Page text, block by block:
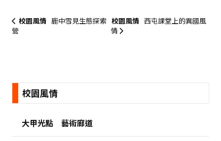
校園風情 鹿中雪見生態探索
營
校園風情 西屯課堂上的異國風
情
:::校園風情
大甲光點 藝術廊道